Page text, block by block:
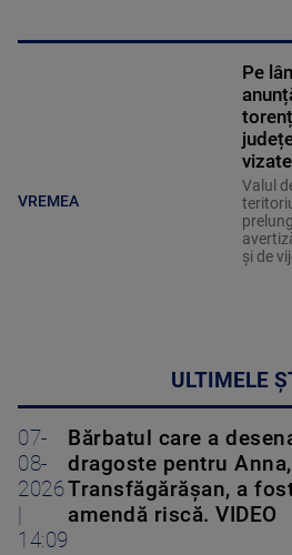
VREMEA
Pe
vizate
Valul
și de
ULTIMELE
07-
08-
2026
14:09
Bărbatul care a
dragoste pentru
Transfăgărăşan, a
amendă riscă. VIDEO